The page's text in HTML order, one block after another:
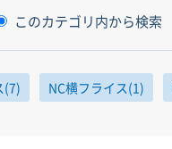
このカテゴリ内から検索
(7) NC横フライス(1)